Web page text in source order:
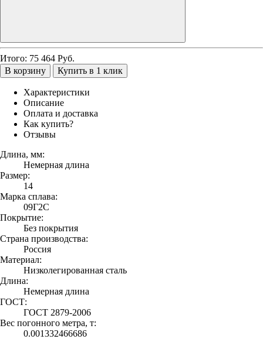
Итого: 75 464 Руб.
В корзину
Купить в 1 клик
Характеристики
Описание
Оплата и доставка
Как купить?
Отзывы
Длина, мм:
Немерная длина
Размер:
14
Марка сплава:
09Г2С
Покрытие:
Без покрытия
Страна производства:
Россия
Материал:
Низколегированная сталь
Длина:
Немерная длина
ГОСТ:
ГОСТ 2879-2006
Вес погонного метра, т:
0.001332466686